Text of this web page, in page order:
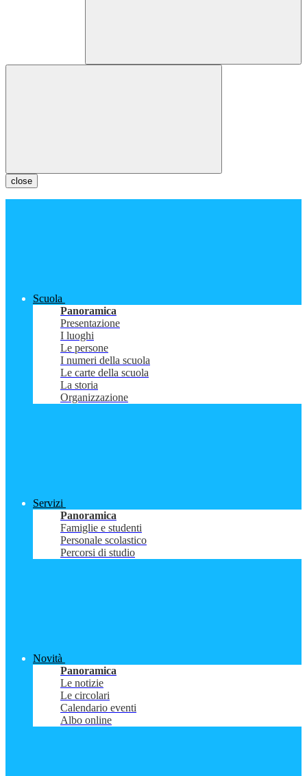
close
Scuola
Panoramica
Presentazione
I luoghi
Le persone
I numeri della scuola
Le carte della scuola
La storia
Organizzazione
Servizi
Panoramica
Famiglie e studenti
Personale scolastico
Percorsi di studio
Novità
Panoramica
Le notizie
Le circolari
Calendario eventi
Albo online